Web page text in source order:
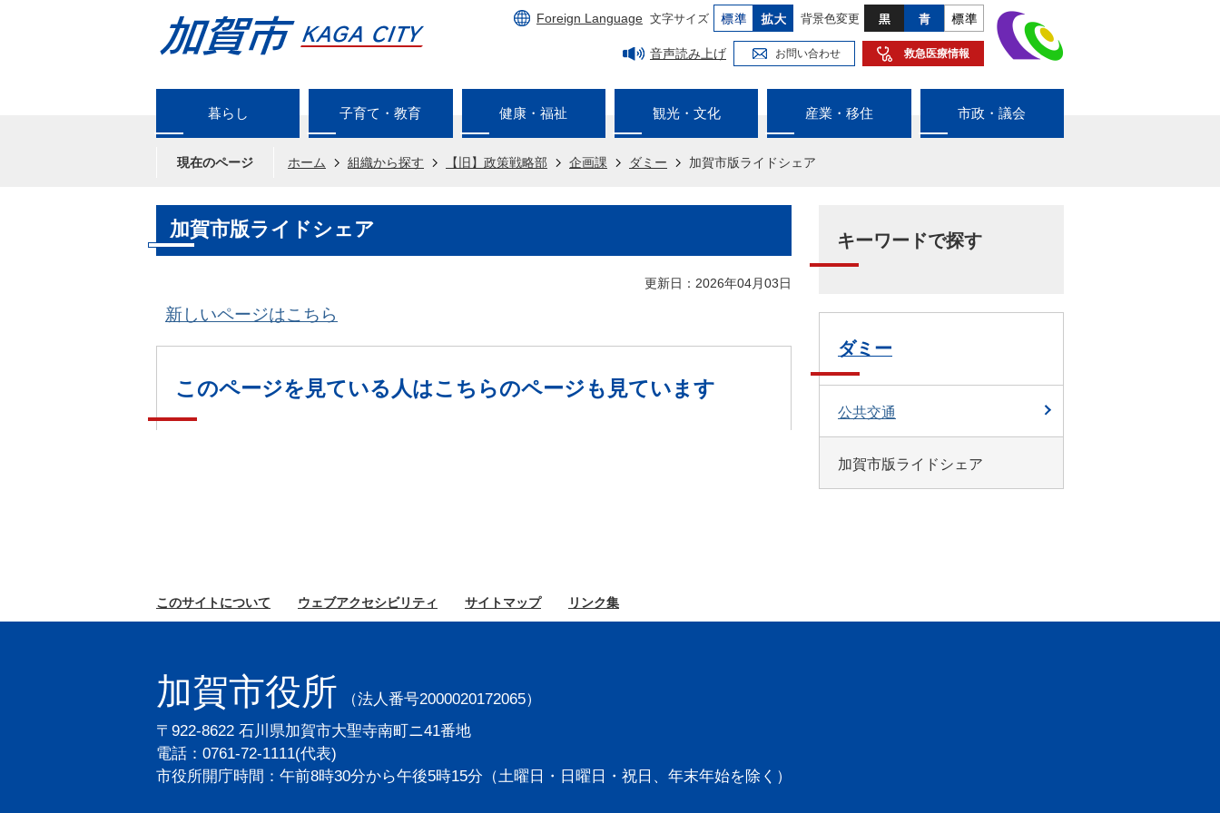
Foreign Language 文字サイズ 背景色変更
音声読み上げ お問い合わせ 救急医療情報
暮らし 子育て・教育 健康・福祉 観光・文化 産業・移住 市政・議会
現在のページ ホーム 組織から探す 【旧】政策戦略部 企画課 ダミー 加賀市版ライドシェア
加賀市版ライドシェア
更新日：2026年04月03日
新しいページはこちら
このページを見ている人はこちらのページも見ています
キーワードで探す
ダミー
公共交通
加賀市版ライドシェア
このサイトについて ウェブアクセシビリティ サイトマップ リンク集
加賀市役所
（法人番号2000020172065）
〒922-8622 石川県加賀市大聖寺南町ニ41番地
電話：0761-72-1111(代表)
市役所開庁時間：午前8時30分から午後5時15分 （土曜日・日曜日・祝日、年末年始を除く）